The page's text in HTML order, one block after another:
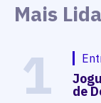
Mais
1 de